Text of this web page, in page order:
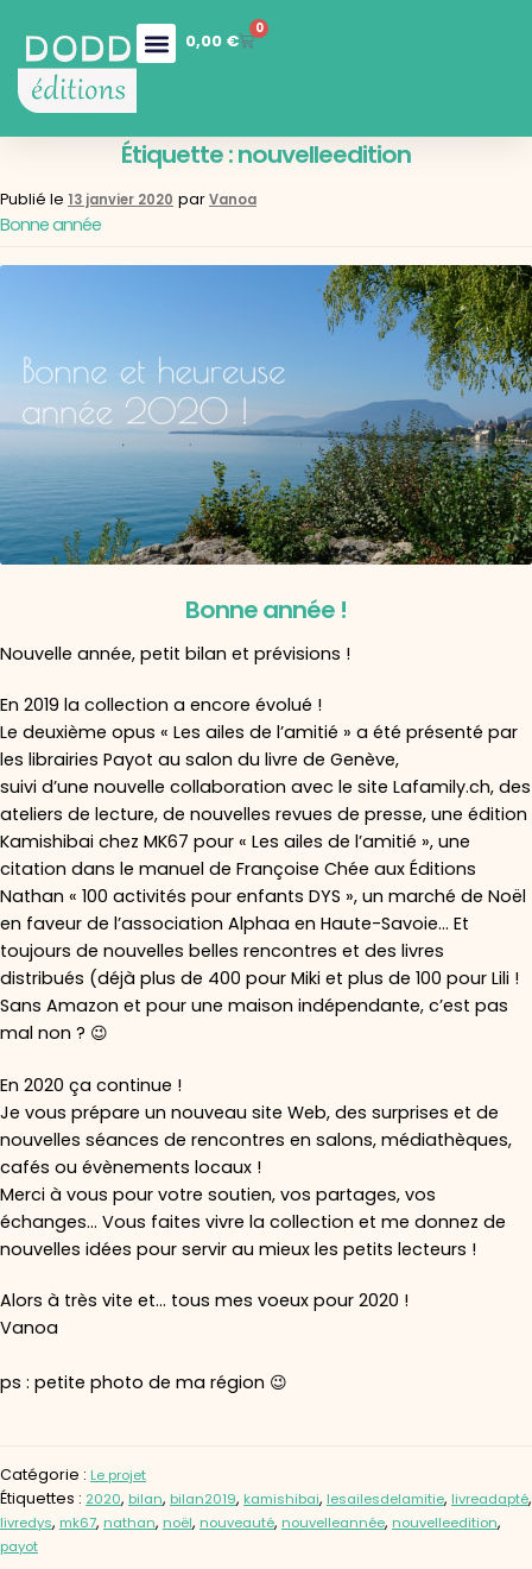
0,00 €
0
Étiquette :nouvelleedition
Publié le 13 janvier 2020 parVanoa
Bonne année
Bonne année !
Nouvelle année, petit bilan et prévisions !
En 2019 la collection a encore évolué !
Le deuxième opus « Les ailes de l’amitié » a été présenté par
les librairies Payot au salon du livre de Genève,
suivi d’une nouvelle collaboration avec le site Lafamily.ch, des
ateliers de lecture, de nouvelles revues de presse, une édition
Kamishibai chez MK67 pour « Les ailes de l’amitié », une
citation dans le manuel de Françoise Chée aux Éditions
Nathan « 100 activités pour enfants DYS », un marché de Noël
en faveur de l’association Alphaa en Haute-Savoie… Et
toujours de nouvelles belles rencontres et des livres
distribués (déjà plus de 400 pour Miki et plus de 100 pour Lili !
Sans Amazon et pour une maison indépendante, c’est pas
mal non ? 😉
En 2020 ça continue !
Je vous prépare un nouveau site Web, des surprises et de
nouvelles séances de rencontres en salons, médiathèques,
cafés ou évènements locaux !
Merci à vous pour votre soutien, vos partages, vos
échanges… Vous faites vivre la collection et me donnez de
nouvelles idées pour servir au mieux les petits lecteurs !
Alors à très vite et… tous mes voeux pour 2020 !
Vanoa
ps : petite photo de ma région 😉
Catégorie : Le projet
Étiquettes : 2020, bilan, bilan2019, kamishibai, lesailesdelamitie, livreadapté,
livredys, mk67, nathan, noël, nouveauté, nouvelleannée, nouvelleedition,
payot